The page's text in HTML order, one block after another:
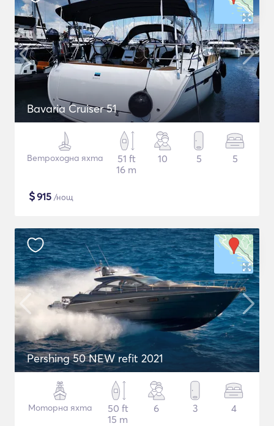
Bavaria Cruiser 51
Ветроходна яхта
51 ft
16 m
10 5 5
$915 /нощ
Pershing 50 NEW refit 2021
Моторна яхта
50 ft
15 m
6 3 4